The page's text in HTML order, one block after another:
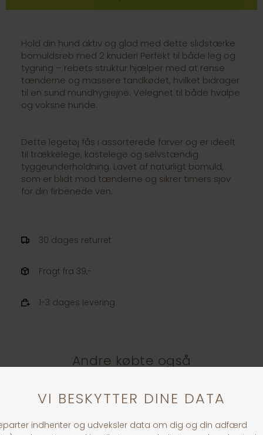
Hold din hund aktiv og glad med dette slidstærke
bomuldsreb med 2 knuder! Perfekt til både leg og
tygning – rebets struktur hjælper med at rense
tænderne og massere tandkødet, hvilket bidrager
til en sund mundhygiejne. Velegnet til både hvalpe
og voksne hunde.
Dette legetøj fås i assorterede farver og er ideelt
til trækkelege, kastelege og selvstændig
tyggeunderholdning. Lavet af naturligt bomuld,
som er blidt mod tænderne og sikrer timers sjov
for din firbenede ven.
30 dages returret
Fragt fra 39,-
1-3 dages levering
Andre købte også